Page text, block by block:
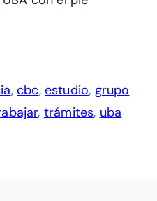
, cbc, estudio, grupo
, trámites, uba